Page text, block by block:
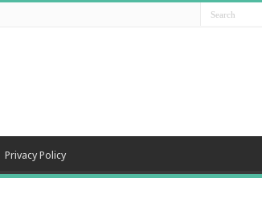
Privacy Policy